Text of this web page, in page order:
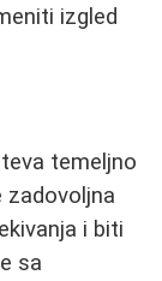
izgled
temeljno
zadovoljna
i biti
sa